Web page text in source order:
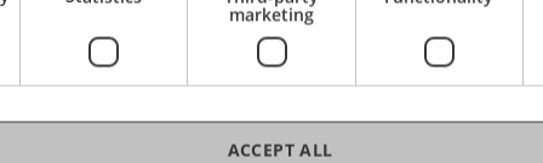
marketing
ACCEPT ALL